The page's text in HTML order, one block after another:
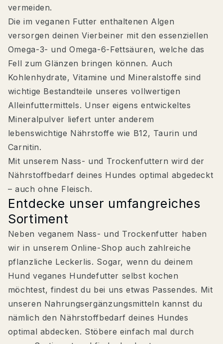
vermeiden.
Die im veganen Futter enthaltenen Algen
versorgen deinen Vierbeiner mit den essenziellen
Omega-3- und Omega-6-Fettsäuren, welche das
Fell zum Glänzen bringen können. Auch
Kohlenhydrate, Vitamine und Mineralstoffe sind
wichtige Bestandteile unseres vollwertigen
Alleinfuttermittels. Unser eigens entwickeltes
Mineralpulver liefert unter anderem
lebenswichtige Nährstoffe wie B12, Taurin und
Carnitin.
Mit unserem Nass- und Trockenfuttern wird der
Nährstoffbedarf deines Hundes optimal abgedeckt
– auch ohne Fleisch.
Entdecke unser umfangreiches
Sortiment
Neben veganem Nass- und Trockenfutter haben
wir in unserem Online-Shop auch zahlreiche
pflanzliche Leckerlis. Sogar, wenn du deinem
Hund veganes Hundefutter selbst kochen
möchtest, findest du bei uns etwas Passendes. Mit
unseren Nahrungsergänzungsmitteln kannst du
nämlich den Nährstoffbedarf deines Hundes
optimal abdecken. Stöbere einfach mal durch